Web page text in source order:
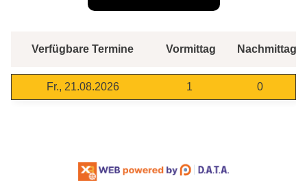
Verfügbare Termine Vormittag Nachmittag
Fr., 21.08.2026 1 0